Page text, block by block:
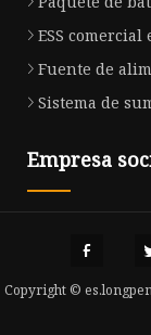
ESS
Fuente de
Sistema de
Empresa
Copyright ©